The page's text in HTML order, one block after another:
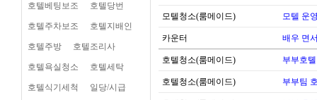
호텔베팅보조 호텔당번
호텔주차보조 호텔지배인
호텔주방 호텔조리사
호텔욕실청소 호텔세탁
호텔식기세척 일당/시급
모텔청소(룸메이드) 모텔 운
카운터 배우 면
호텔청소(룸메이드) 부부호
호텔청소(룸메이드) 부부팀